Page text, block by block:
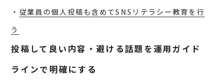
・ 従業員の個人投稿も含めてSNSリテラシー教育を行
う
投稿して良い内容・避ける話題を運用ガイド
ラインで明確にする